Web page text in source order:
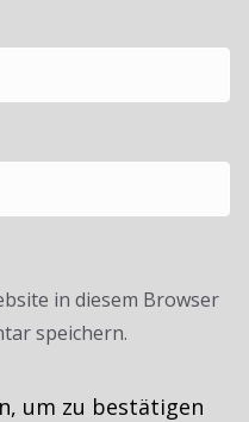
in diesem Browser
speichern.
um zu bestätigen